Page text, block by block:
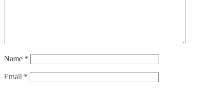
Name *
Email *